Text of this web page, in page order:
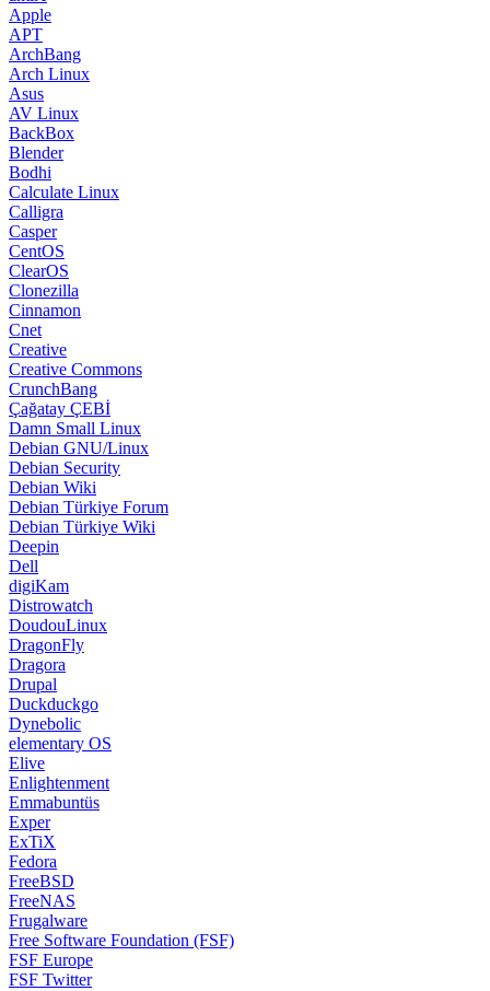
Apple
APT
ArchBang
Arch Linux
Asus
AV Linux
BackBox
Blender
Bodhi
Calculate Linux
Calligra
Casper
CentOS
ClearOS
Clonezilla
Cinnamon
Cnet
Creative
Creative Commons
CrunchBang
Çağatay ÇEBİ
Damn Small Linux
Debian GNU/Linux
Debian Security
Debian Wiki
Debian Türkiye Forum
Debian Türkiye Wiki
Deepin
Dell
digiKam
Distrowatch
DoudouLinux
DragonFly
Dragora
Drupal
Duckduckgo
Dynebolic
elementary OS
Elive
Enlightenment
Emmabuntüs
Exper
ExTiX
Fedora
FreeBSD
FreeNAS
Frugalware
Free Software Foundation (FSF)
FSF Europe
FSF Twitter